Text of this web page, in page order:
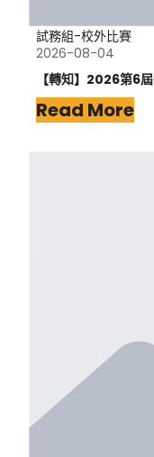
試務組-校外比賽
2026-08-04
【轉知】2026第6
Read More